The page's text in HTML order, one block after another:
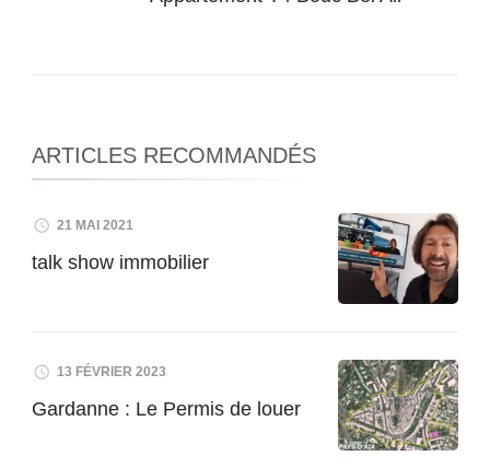
ARTICLES RECOMMANDÉS
21 MAI 2021
talk show immobilier
13 FÉVRIER 2023
Gardanne : Le Permis de louer